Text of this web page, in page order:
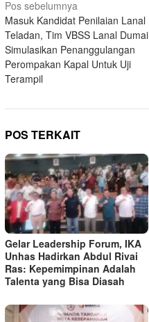
Navigasi
pos
Pos sebelumnya
Masuk Kandidat Penilaian Lanal
Teladan, Tim VBSS Lanal Dumai
Simulasikan Penanggulangan
Perompakan Kapal Untuk Uji
Terampil
POS TERKAIT
Gelar Leadership Forum, IKA
Unhas Hadirkan Abdul Rivai
Ras: Kepemimpinan Adalah
Talenta yang Bisa Diasah